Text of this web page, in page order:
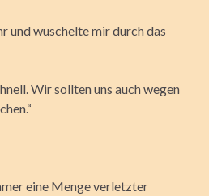
und wuschelte mir durch das
Wir sollten uns auch wegen
eine Menge verletzter